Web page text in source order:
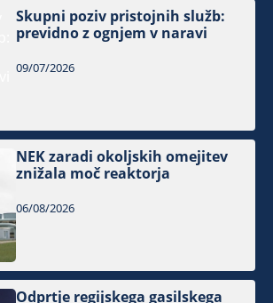
Skupni poziv pristojnih služb:
previdno z ognjem v naravi
09/07/2026
NEK zaradi okoljskih omejitev
znižala moč reaktorja
06/08/2026
Odprtje regijskega gasilskega